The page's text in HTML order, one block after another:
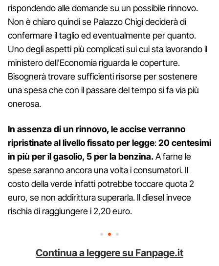
rispondendo alle domande su un possibile rinnovo.
Non è chiaro quindi se Palazzo Chigi deciderà di
confermare il taglio ed eventualmente per quanto.
Uno degli aspetti più complicati sui cui sta lavorando il
ministero dell'Economia riguarda le coperture.
Bisognerà trovare sufficienti risorse per sostenere
una spesa che con il passare del tempo si fa via più
onerosa.
In assenza di un rinnovo, le accise verranno
ripristinate al livello fissato per legge:20 centesimi
in più per il gasolio, 5 per la benzina.A farne le
spese saranno ancora una volta i consumatori. Il
costo della verde infatti potrebbe toccare quota 2
euro, se non addirittura superarla. Il diesel invece
rischia di raggiungere i 2,20 euro.
Continua a leggere su Fanpage.it